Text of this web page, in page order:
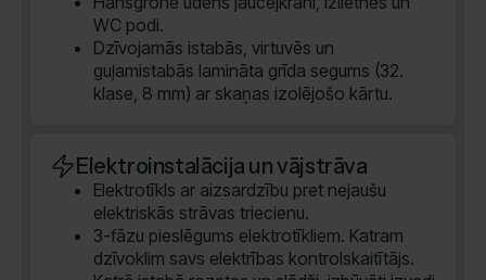
WC podi.
Dzīvojamās istabās, virtuvēs un
guļamistabās lamināta grīda segums (32.
klase, 8 mm) ar skaņas izolējošo kārtu.
Elektroinstalācija un vājstrāva
Elektrotīkls ar aizsardzību pret nejaušu
elektriskās strāvas triecienu.
3-fāzu pieslēgums elektrotīkliem. Katram
dzīvoklim savs elektrības kontrolskaitītājs.